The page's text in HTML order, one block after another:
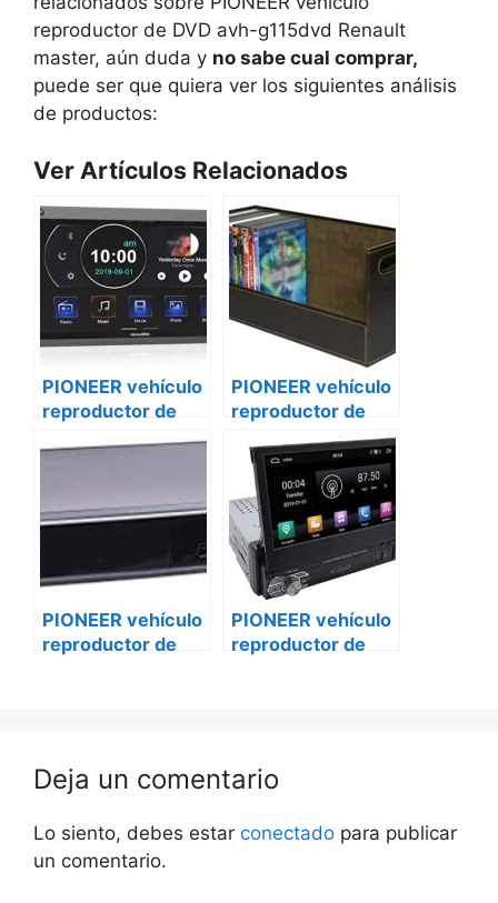
reproductor de DVD avh-g115dvd Renault
master, aún duda y no sabe cual comprar,
puede ser que quiera ver los siguientes análisis
de productos:
Ver Artículos Relacionados
PIONEER vehículo
reproductor de
DVD avh-g115dvd
Volkswagen
PIONEER vehículo
reproductor de
DVD avh-g115dvd
Ford transit
custom
PIONEER vehículo
reproductor de
PIONEER vehículo
reproductor de
Deja un comentario
Lo siento, debes estar conectado para publicar
un comentario.